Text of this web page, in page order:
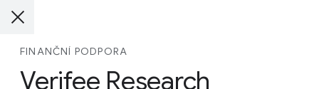
FINANČNÍ PODPORA
Verifee Research